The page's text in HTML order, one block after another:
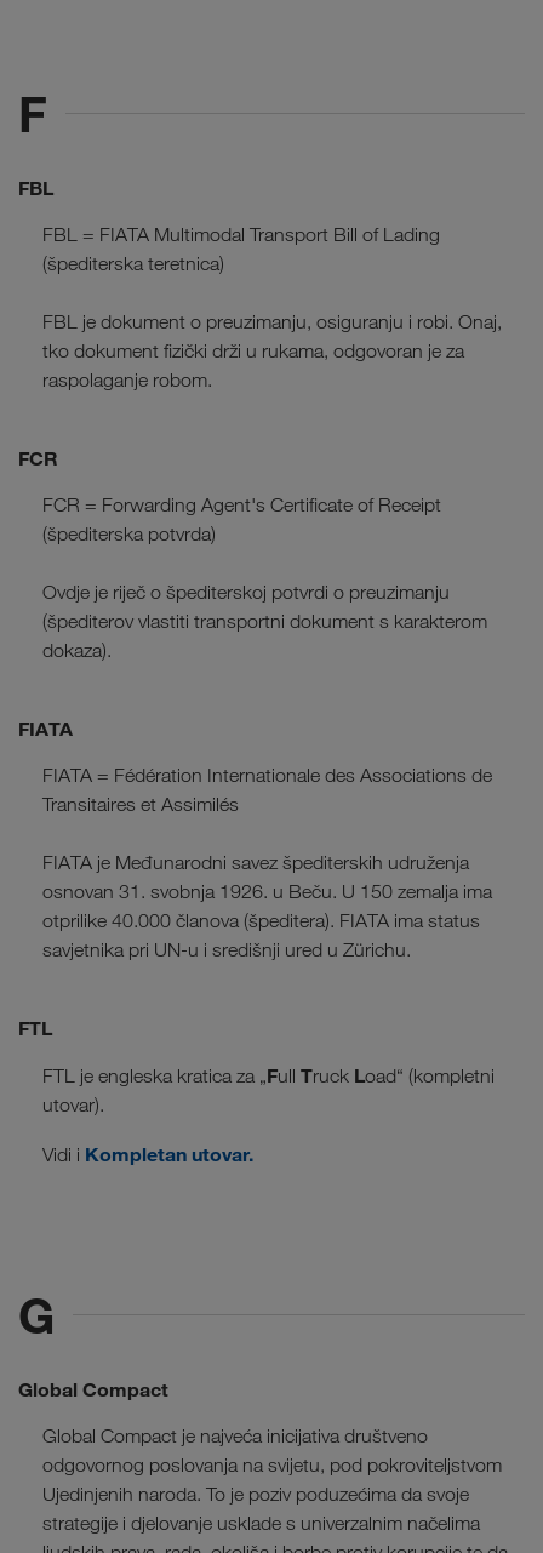
F
FBL
FBL = FIATA Multimodal Transport Bill of Lading
(špediterska teretnica)
FBL je dokument o preuzimanju, osiguranju i robi. Onaj,
tko dokument fizički drži u rukama, odgovoran je za
raspolaganje robom.
FCR
FCR = Forwarding Agent's Certificate of Receipt
(špediterska potvrda)
Ovdje je riječ o špediterskoj potvrdi o preuzimanju
(špediterov vlastiti transportni dokument s karakterom
dokaza).
FIATA
FIATA = Fédération Internationale des Associations de
Transitaires et Assimilés
FIATA je Međunarodni savez špediterskih udruženja
osnovan 31. svobnja 1926. u Beču. U 150 zemalja ima
otprilike 40.000 članova (špeditera). FIATA ima status
savjetnika pri UN-u i središnji ured u Zürichu.
FTL
FTL je engleska kratica za „Full Truck Load“ (kompletni
utovar).
Vidi i Kompletan utovar.
G
Global Compact
Global Compact je najveća inicijativa društveno
odgovornog poslovanja na svijetu, pod pokroviteljstvom
Ujedinjenih naroda. To je poziv poduzećima da svoje
strategije i djelovanje usklade s univerzalnim načelima